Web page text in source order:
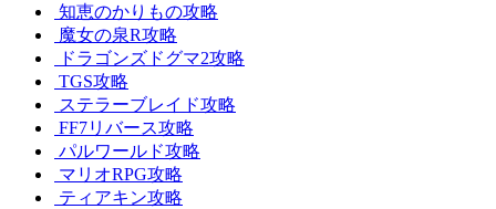
知恵のかりもの攻略
魔女の泉R攻略
ドラゴンズドグマ2攻略
TGS攻略
ステラーブレイド攻略
FF7リバース攻略
パルワールド攻略
マリオRPG攻略
ティアキン攻略